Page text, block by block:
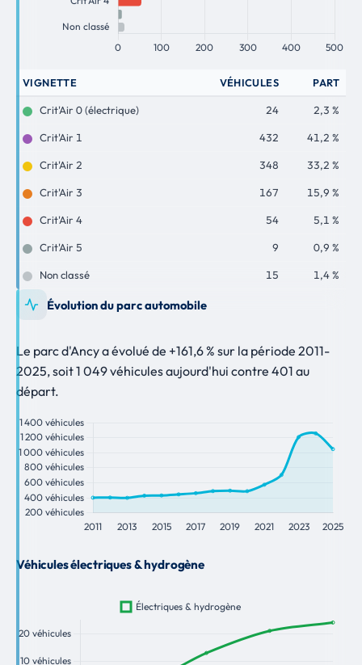
VIGNETTE VÉHICULES PART
Crit'Air 0 (électrique) 24 2,3 %
Crit'Air 1 432 41,2 %
Crit'Air 2 348 33,2 %
Crit'Air 3 167 15,9 %
Crit'Air 4 54 5,1 %
Crit'Air 5 9 0,9 %
Non classé 15 1,4 %
Évolution du parc automobile
Le parc d'Ancy a évolué de +161,6 % sur la période 2011-
2025, soit 1 049 véhicules aujourd'hui contre 401 au
départ.
Véhicules électriques & hydrogène